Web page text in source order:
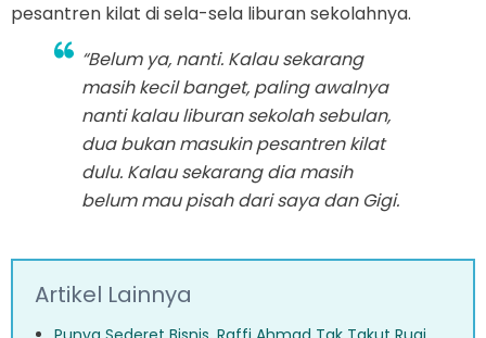
pesantren kilat di sela-sela liburan sekolahnya.
“Belum ya, nanti. Kalau sekarang
masih kecil banget, paling awalnya
nanti kalau liburan sekolah sebulan,
dua bukan masukin pesantren kilat
dulu. Kalau sekarang dia masih
belum mau pisah dari saya dan Gigi.
Artikel Lainnya